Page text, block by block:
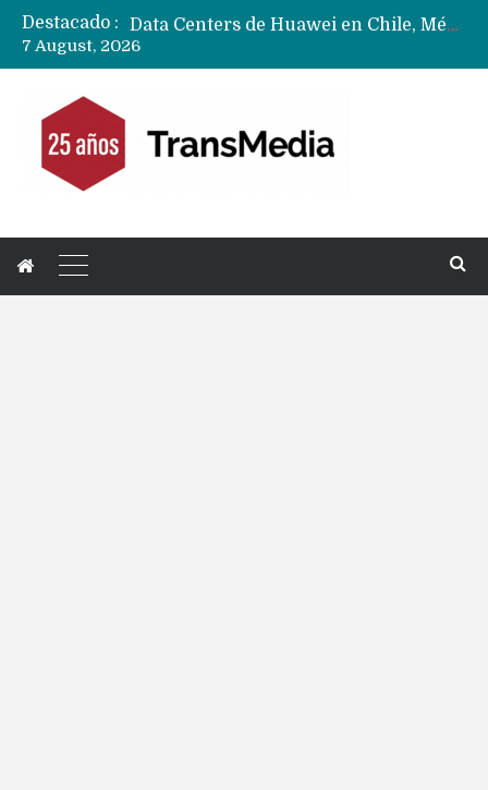
Destacado :
7 August, 2026